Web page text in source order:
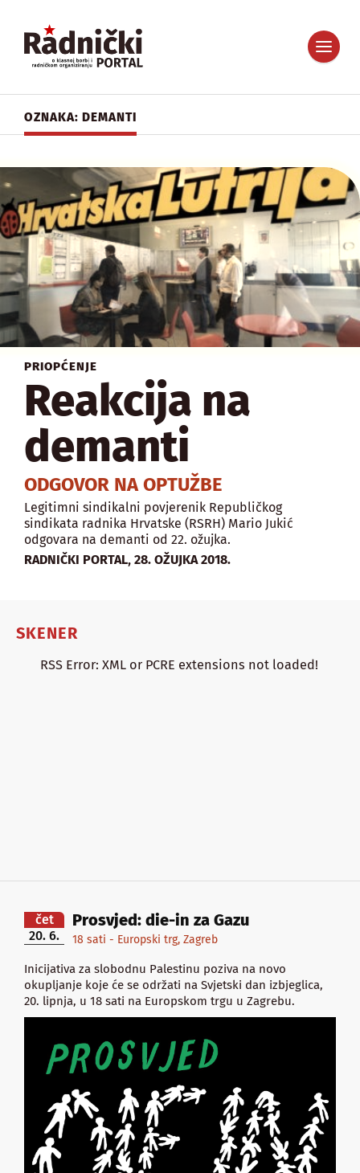
OZNAKA: DEMANTI
PRIOPĆENJE
Reakcija na
demanti
ODGOVOR NA OPTUŽBE
Legitimni sindikalni povjerenik Republičkog
sindikata radnika Hrvatske (RSRH) Mario Jukić
odgovara na demanti od 22. ožujka.
RADNIČKI PORTAL, 28. OŽUJKA 2018.
SKENER
RSS Error: XML or PCRE extensions not loaded!
čet
20. 6.
Prosvjed: die-in za Gazu
18 sati - Europski trg, Zagreb
Inicijativa za slobodnu Palestinu poziva na novo
okupljanje koje će se održati na Svjetski dan izbjeglica,
20. lipnja, u 18 sati na Europskom trgu u Zagrebu.